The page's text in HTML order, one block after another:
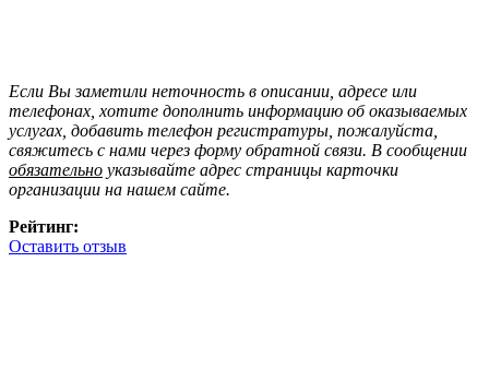
Если Вы заметили неточность в описании, адресе или
телефонах, хотите дополнить информацию об оказываемых
услугах, добавить телефон регистратуры, пожалуйста,
свяжитесь с нами через форму обратной связи. В сообщении
обязательно указывайте адрес страницы карточки
организации на нашем сайте.
Рейтинг:
Оставить отзыв